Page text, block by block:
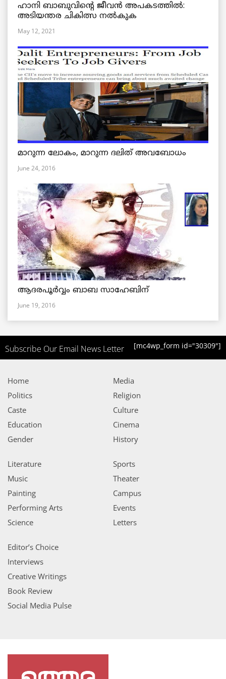
ഹാനി ബാബുവിന്റെ ജീവൻ അപകടത്തിൽ:
അടിയന്തര ചികിത്സ നൽകുക
May 12, 2021
മാറുന്ന ലോകം, മാറുന്ന ദലിത് അവബോധം
June 24, 2016
ആദരപൂര്‍വ്വം ബാബ സാഹേബിന്
June 19, 2016
Subscribe Our Email News Letter [mc4wp_form id="30309"]
Home
Politics
Caste
Education
Gender
Media
Religion
Culture
Cinema
History
Literature
Music
Painting
Performing Arts
Science
Sports
Theater
Campus
Events
Letters
Editor’s Choice
Interviews
Creative Writings
Book Review
Social Media Pulse